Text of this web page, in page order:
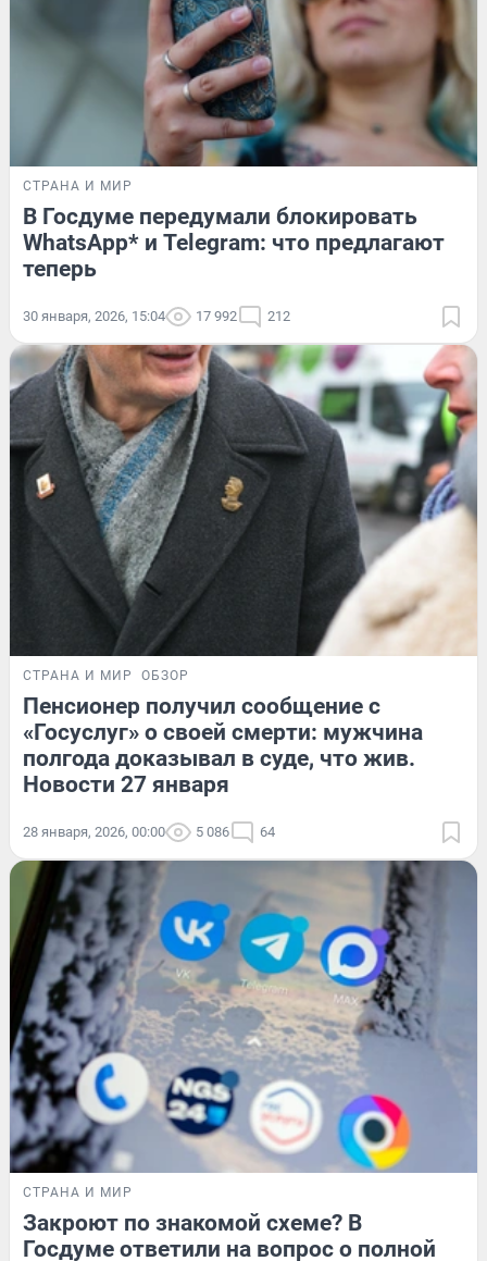
СТРАНА И МИР
В Госдуме передумали блокировать
WhatsApp* и Telegram: что предлагают
теперь
30 января, 2026, 15:04 17 992 212
СТРАНА И МИР ОБЗОР
Пенсионер получил сообщение с
«Госуслуг» о своей смерти: мужчина
полгода доказывал в суде, что жив.
Новости 27 января
28 января, 2026, 00:00 5 086 64
СТРАНА И МИР
Закроют по знакомой схеме? В
Госдуме ответили на вопрос о полной